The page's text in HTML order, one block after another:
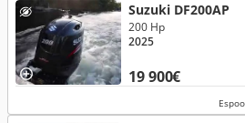
Suzuki DF200AP
19 900€
200 Hp
2025